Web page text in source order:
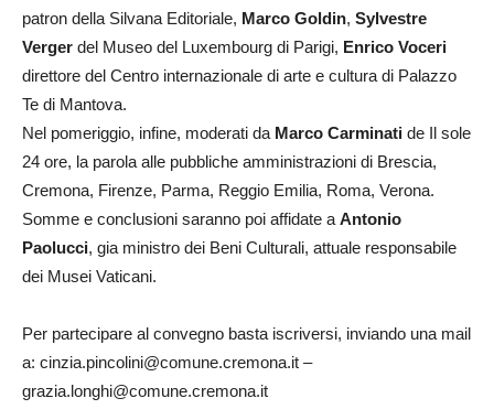
patron della Silvana Editoriale, Marco Goldin, Sylvestre
Verger del Museo del Luxembourg di Parigi, Enrico Voceri
direttore del Centro internazionale di arte e cultura di Palazzo
Te di Mantova.
Nel pomeriggio, infine, moderati da Marco Carminati de Il sole
24 ore, la parola alle pubbliche amministrazioni di Brescia,
Cremona, Firenze, Parma, Reggio Emilia, Roma, Verona.
Somme e conclusioni saranno poi affidate a Antonio
Paolucci, gia ministro dei Beni Culturali, attuale responsabile
dei Musei Vaticani.
Per partecipare al convegno basta iscriversi, inviando una mail
a: cinzia.pincolini@comune.cremona.it –
grazia.longhi@comune.cremona.it